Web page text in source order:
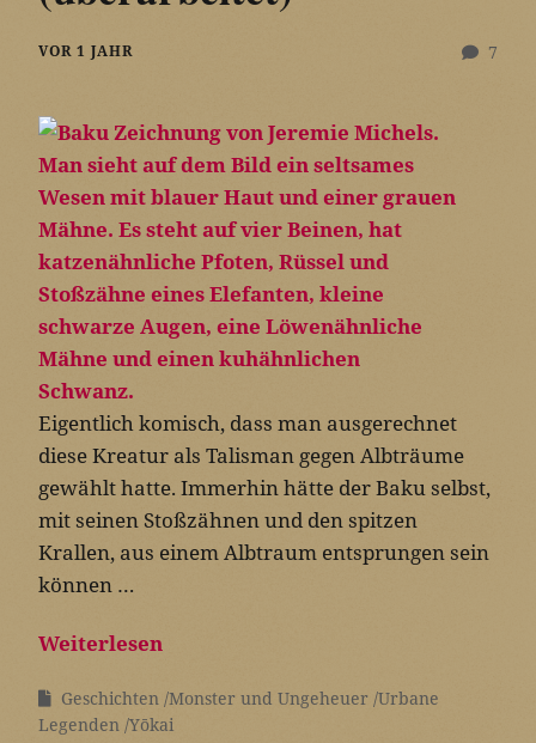
7
VOR 1 JAHR
Eigentlich komisch, dass man ausgerechnet
diese Kreatur als Talisman gegen Albträume
gewählt hatte. Immerhin hätte der Baku selbst,
mit seinen Stoßzähnen und den spitzen
Krallen, aus einem Albtraum entsprungen sein
können …
Weiterlesen
Geschichten Monster und Ungeheuer Urbane
Legenden Yōkai